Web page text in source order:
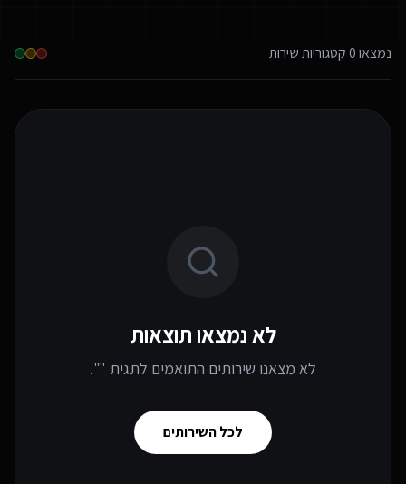
נמצאו0קטגוריות שירות
לא נמצאו תוצאות
לא מצאנו שירותים התואמים לתגית "".
לכל השירותים